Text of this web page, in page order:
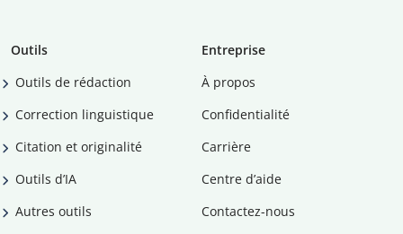
Outils
Outils de rédaction
Correction linguistique
Citation et originalité
Outils d’IA
Autres outils
Entreprise
À propos
Confidentialité
Carrière
Centre d’aide
Contactez-nous